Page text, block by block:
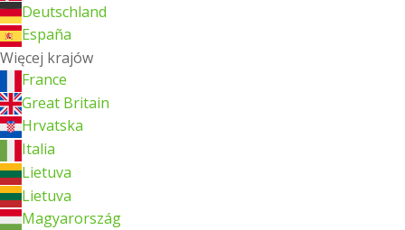
Deutschland
España
Więcej krajów
France
Great Britain
Hrvatska
Italia
Lietuva
Lietuva
Magyarország